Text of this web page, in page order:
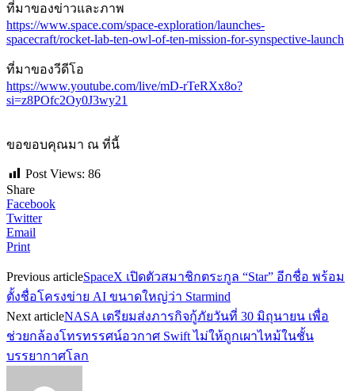
ที่มาของข่าวและภาพ
https://www.space.com/space-exploration/launches-
spacecraft/rocket-lab-ten-owl-of-ten-mission-for-synspective-launch
ที่มาของวีดีโอ
https://www.youtube.com/live/mD-rTeRXx8o?
si=z8POfc2Oy0J3wy21
ขอขอบคุณมา ณ ที่นี้
Post Views: 86
Share
Facebook
Twitter
Email
Print
Previous articleSpaceX เปิดตัวสมาชิกตระกูล “Star” อีกชื่อ พร้อม
ตั้งชื่อโครงข่าย AI ขนาดใหญ่ว่า Starmind
Next articleNASA เตรียมส่งภารกิจกู้ภัยวันที่ 30 มิถุนายน เพื่อ
ช่วยกล้องโทรทรรศน์อวกาศ Swift ไม่ให้ถูกเผาไหม้ในชั้น
บรรยากาศโลก